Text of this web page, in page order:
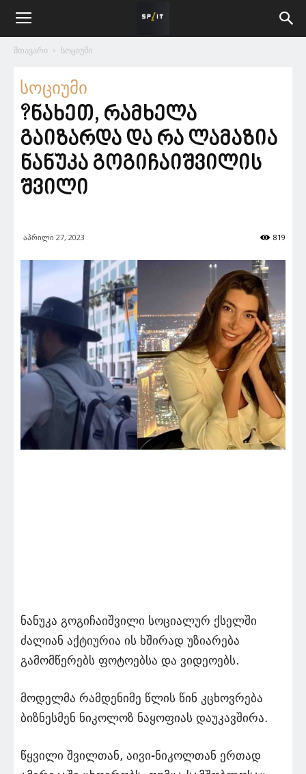
მთავარი სოციუმი
სოციუმი
?ნახეთ, რამხელა
გაიზარდა და რა ლამაზია
ნანუკა გოგიჩაიშვილის
შვილი
აპრილი 27, 2023 819
ნანუკა გოგიჩაიშვილი სოციალურ ქსელში
ძალიან აქტიურია ის ხშირად უზიარება
გამომწერებს ფოტოებსა და ვიდეოებს.
მოდელმა რამდენიმე წლის წინ კცხოვრება
ბიზნესმენ ნიკოლოზ ნაყოფიას დაუკავშირა.
წყვილი შვილთან, აივი-ნიკოლთან ერთად